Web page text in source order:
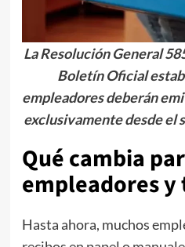
La Resolución General
Boletín Oficial
empleadores deberán
exclusivamente desde el
Qué cambia
empleadores
Hasta ahora, muchos